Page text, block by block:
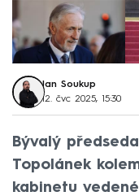
Jan Soukup
12. čvc 2025, 15:30
Bývalý
Topolánek
kabinetu